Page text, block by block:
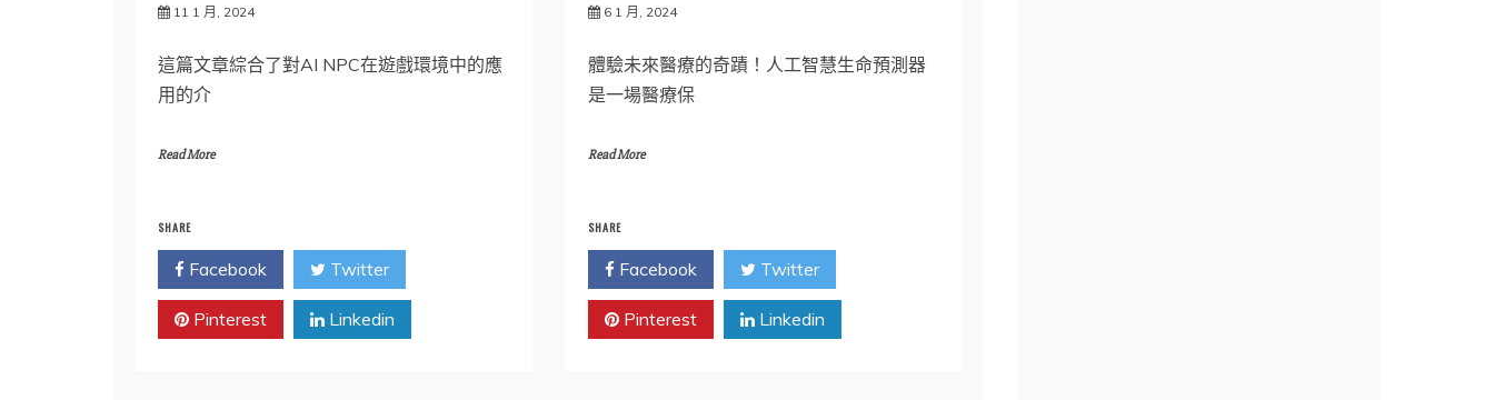
11 1 月, 2024
這篇文章綜合了對AI NPC在遊戲環境中的應
用的介
Read More
SHARE
Facebook Twitter
Pinterest Linkedin
6 1 月, 2024
體驗未來醫療的奇蹟！人工智慧生命預測器
是一場醫療保
Read More
SHARE
Facebook Twitter
Pinterest Linkedin